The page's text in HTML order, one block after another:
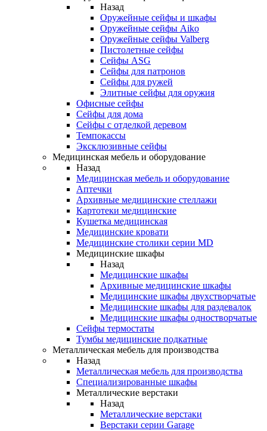
Назад
Оружейные сейфы и шкафы
Оружейные сейфы Aiko
Оружейные сейфы Valberg
Пистолетные сейфы
Сейфы ASG
Сейфы для патронов
Сейфы для ружей
Элитные сейфы для оружия
Офисные сейфы
Сейфы для дома
Сейфы с отделкой деревом
Темпокассы
Эксклюзивные сейфы
Медицинская мебель и оборудование
Назад
Медицинская мебель и оборудование
Аптечки
Архивные медицинские стеллажи
Картотеки медицинские
Кушетка медицинская
Медицинские кровати
Медицинские столики серии MD
Медицинские шкафы
Назад
Медицинские шкафы
Архивные медицинские шкафы
Медицинские шкафы двухстворчатые
Медицинские шкафы для раздевалок
Медицинские шкафы одностворчатые
Сейфы термостаты
Тумбы медицинские подкатные
Металлическая мебель для производства
Назад
Металлическая мебель для производства
Cпециализированные шкафы
Металлические верстаки
Назад
Металлические верстаки
Верстаки серии Garage